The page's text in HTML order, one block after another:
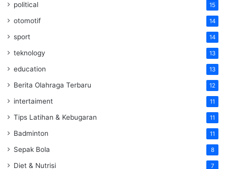
political 15
otomotif 14
sport 14
teknology 13
education 13
Berita Olahraga Terbaru 12
intertaiment 11
Tips Latihan & Kebugaran 11
Badminton 11
Sepak Bola 8
Diet & Nutrisi 7